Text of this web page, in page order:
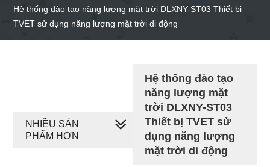
Hệ thống đào tạo năng lượng mặt trời DLXNY-ST03 Thiết bị
TVET sử dụng năng lượng mặt trời di động
Hệ thống đào tạo
năng lượng mặt
trời DLXNY-ST03
Thiết bị TVET sử
dụng năng lượng
mặt trời di động
NHIỀU SẢN
PHẨM HƠN